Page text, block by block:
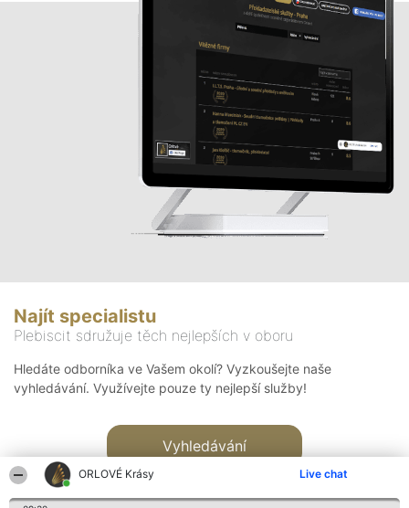
ORLOVÉ Krásy Live chat
Najít specialistu
Plebiscit sdružuje těch nejlepších v oboru
Hledáte odborníka ve Vašem okolí? Vyzkoušejte naše
vyhledávání. Využívejte pouze ty nejlepší služby!
Vyhledávání